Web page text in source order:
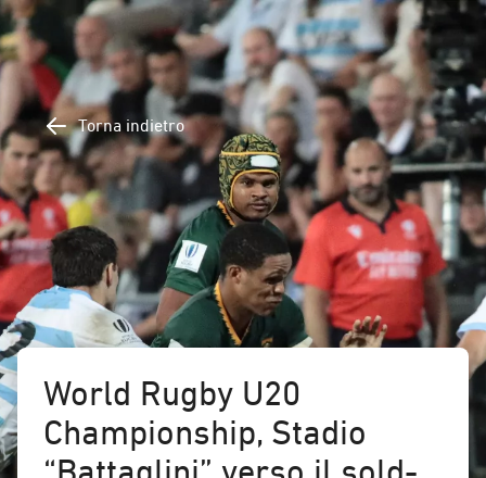
Torna indietro
World Rugby U20
Championship, Stadio